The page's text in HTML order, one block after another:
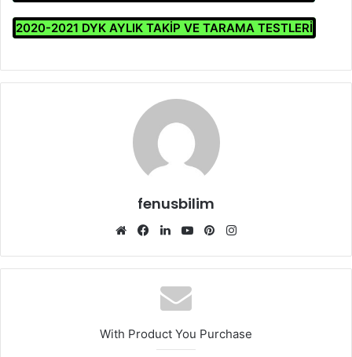
2020-2021 DYK AYLIK TAKİP VE TARAMA TESTLERİ
fenusbilim
Web
Facebook
LinkedInYouTubePinterest
With Product You Purchase